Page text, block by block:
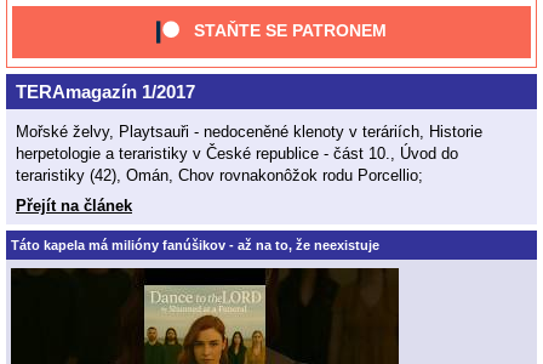
STAŇTE SE PATRONEM
TERAmagazín 1/2017
Mořské želvy, Playtsauři - nedoceněné klenoty v teráriích, Historie
herpetologie a teraristiky v České republice - část 10., Úvod do
teraristiky (42), Omán, Chov rovnakonôžok rodu Porcellio;
Přejít na článek
Táto kapela má milióny fanúšikov - až na to, že neexistuje